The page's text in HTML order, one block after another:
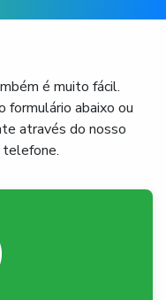
é muito fácil.
formulário abaixo ou
através do nosso
telefone.